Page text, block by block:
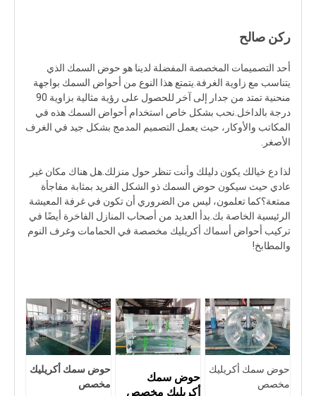
ركن صالح
أحد التصميمات المخصصة المفضلة لدينا هو حوض السمك الذي
يتناسب مع زاوية الغرفة.يتمتع هذا النوع من أحواض السمك بواجهة
منحنية تمتد من جدار إلى آخر للحصول على رؤية مثالية بزاوية 90
درجة بالداخل.نحب بشكل خاص استخدام أحواض السمك هذه في
المكاتب والأوكار، حيث يعمل التصميم المدمج بشكل جيد في الغرف
الأصغر.
لذا دع خيالك يكون دليلك وأنت تنظر حول منزلك.هل هناك مكان غير
عادي حيث سيكون حوض السمك ذو الشكل الفريد بمثابة مفاجأة
ممتعة؟كما تعلمون، ليس من الضروري أن تكون في غرفة المعيشة
الرئيسية الخاصة بك.بدأ العديد من أصحاب المنازل الفاخرة أيضًا في
تركيب أحواض أسماك أكريليك مخصصة في الحمامات وغرف النوم
والمطابخ!
حوض سمك أكريليك
مخصص
حوض سمك
أكريليك مخصص
حوض سمك أكريليك
مخصص